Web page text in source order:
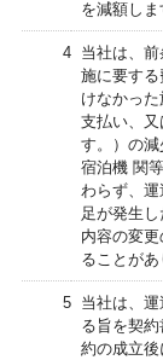
を減額しま
4
当社は、
施に要す
けなかっ
支払い、
す。）の減
宿泊機 関
わらず、
足が発生
内容の変
ることがあ
5
当社は、
る旨を契
約の成立